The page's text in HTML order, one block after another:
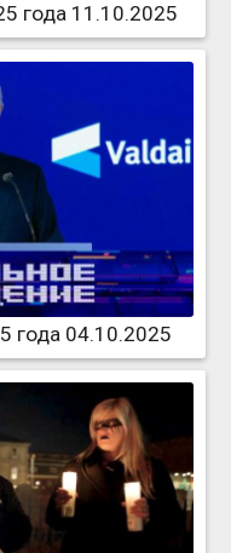
года 11.10.2025
года 04.10.2025